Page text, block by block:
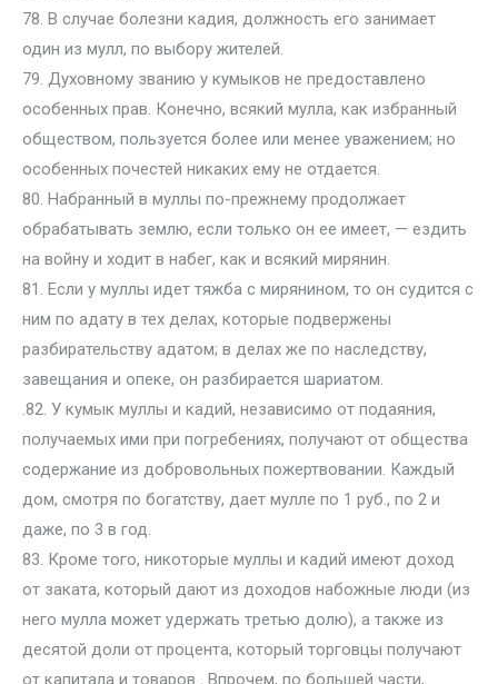
78. В случае болезни кадия, должность его занимает
один из мулл, по выбору жителей.
79. Духовному званию у кумыков не предоставлено
особенных прав. Конечно, всякий мулла, как избранный
обществом, пользуется более или менее уважением; но
особенных почестей никаких ему не отдается.
80. Набранный в муллы по-прежнему продолжает
обрабатывать землю, если только он ее имеет, — ездить
на войну и ходит в набег, как и всякий мирянин.
81. Если у муллы идет тяжба с мирянином, то он судится с
ним по адату в тех делах, которые подвержены
разбирательству адатом; в делах же по наследству,
завещания и опеке, он разбирается шариатом.
.82. У кумык муллы и кадий, независимо от подаяния,
получаемых ими при погребениях, получают от общества
содержание из добровольных пожертвовании. Каждый
дом, смотря по богатству, дает мулле по 1 руб., по 2 и
даже, по 3 в год.
83. Кроме того, никоторые муллы и кадий имеют доход
от заката, который дают из доходов набожные люди (из
него мулла может удержать третью долю), а также из
десятой доли от процента, который торговцы получают
от капитала и товаров . Впрочем, по большей части,